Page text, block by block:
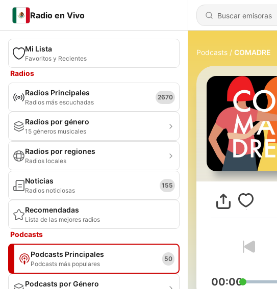
Radio en Vivo
Mi Lista
Favoritos y Recientes
Radios
Radios Principales
Radios más escuchadas
2670
Radios por género
15 géneros musicales
Radios por regiones
Radios locales
Noticias
Radios noticiosas
155
Recomendadas
Lista de las mejores radios
Podcasts
Podcasts Principales
Podcasts más populares
50
Podcasts por Género
Podcasts COMADRE
00:00